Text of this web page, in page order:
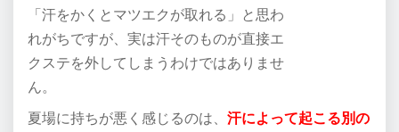
「汗をかくとマツエクが取れる」と思わ
れがちですが、実は汗そのものが直接エ
クステを外してしまうわけではありませ
ん。
夏場に持ちが悪く感じるのは、 汗によって起こる別の